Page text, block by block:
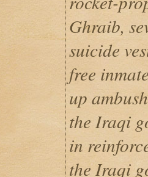
Ghraib,
suicide
free
up
the Iraqi
in
the Iraqi